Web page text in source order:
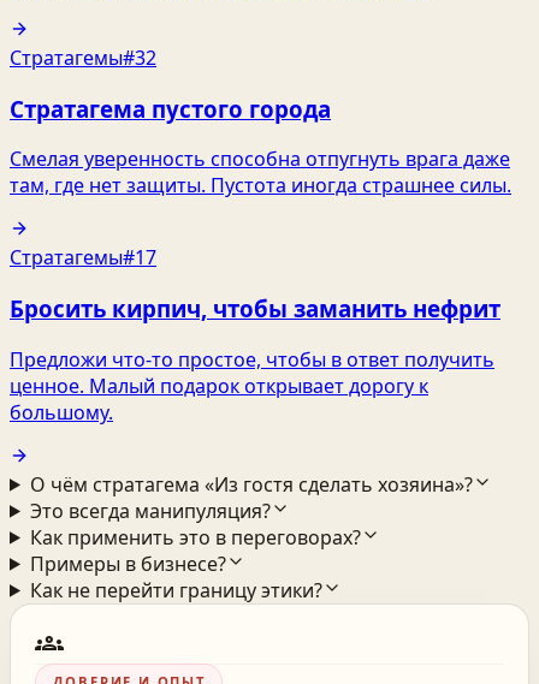
Стратагемы#32
Стратагема пустого города
Смелая уверенность способна отпугнуть врага даже
там, где нет защиты. Пустота иногда страшнее силы.
Стратагемы#17
Бросить кирпич, чтобы заманить нефрит
Предложи что-то простое, чтобы в ответ получить
ценное. Малый подарок открывает дорогу к
большому.
О чём стратагема «Из гостя сделать хозяина»?
Это всегда манипуляция?
Как применить это в переговорах?
Примеры в бизнесе?
Как не перейти границу этики?
groups